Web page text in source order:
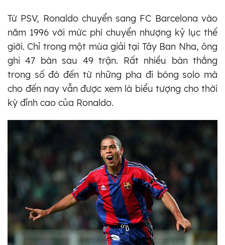
Từ PSV, Ronaldo chuyển sang FC Barcelona vào
năm 1996 với mức phí chuyển nhượng kỷ lục thế
giới. Chỉ trong một mùa giải tại Tây Ban Nha, ông
ghi 47 bàn sau 49 trận. Rất nhiều bàn thắng
trong số đó đến từ những pha đi bóng solo mà
cho đến nay vẫn được xem là biểu tượng cho thời
kỳ đỉnh cao của Ronaldo.